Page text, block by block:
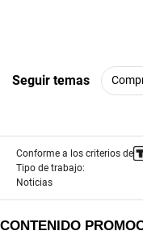
Seguir temas
Conforme a los criterios de
Tipo de trabajo:
Noticias